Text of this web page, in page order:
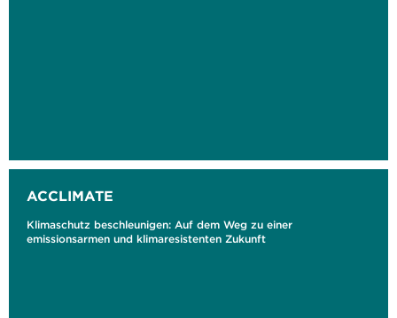
ACCLIMATE
Klimaschutz beschleunigen: Auf dem Weg zu einer
emissionsarmen und klimaresistenten Zukunft